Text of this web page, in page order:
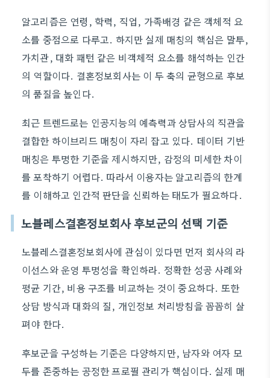
알고리즘은 연령, 학력, 직업, 가족배경 같은 객체적 요
소를 중점으로 다루고. 하지만 실제 매칭의 핵심은 말투,
가치관, 대화 패턴 같은 비객체적 요소를 해석하는 인간
의 역할이다. 결혼정보회사는 이 두 축의 균형으로 후보
의 품질을 높인다.
최근 트렌드로는 인공지능의 예측력과 상담사의 직관을
결합한 하이브리드 매칭이 자리 잡고 있다. 데이터 기반
매칭은 투명한 기준을 제시하지만, 감정의 미세한 차이
를 포착하기 어렵다. 따라서 이용자는 알고리즘의 한계
를 이해하고 인간적 판단을 신뢰하는 태도가 필요하다.
노블레스결혼정보회사 후보군의 선택 기준
노블레스결혼정보회사에 관심이 있다면 먼저 회사의 라
이선스와 운영 투명성을 확인하라. 정확한 성공 사례와
평균 기간, 비용 구조를 비교하는 것이 중요하다. 또한
상담 방식과 대화의 질, 개인정보 처리방침을 꼼꼼히 살
펴야 한다.
후보군을 구성하는 기준은 다양하지만, 남자와 여자 모
두를 존중하는 공정한 프로필 관리가 핵심이다. 실제 매